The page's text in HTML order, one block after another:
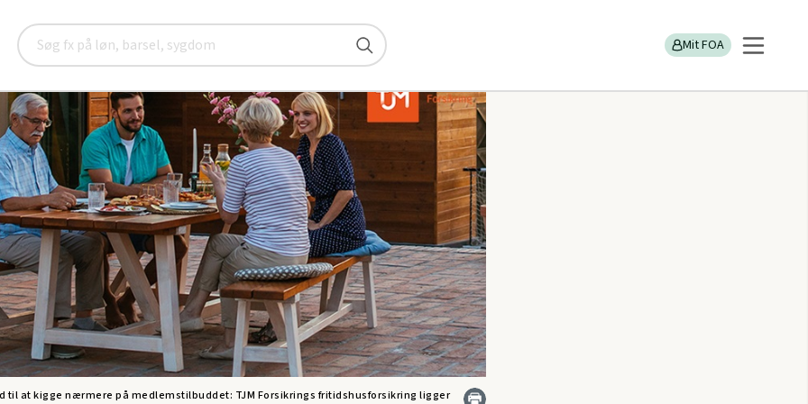
Søg
Mit FOA
Nyheder Tjek dit medlemstilbud på fritidshusforsikring
til at kigge nærmere på medlemstilbuddet: TJM Forsikrings fritidshusforsikring ligger